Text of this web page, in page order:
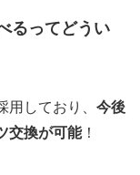
るってどうい
しており、 今後
交換が可能！